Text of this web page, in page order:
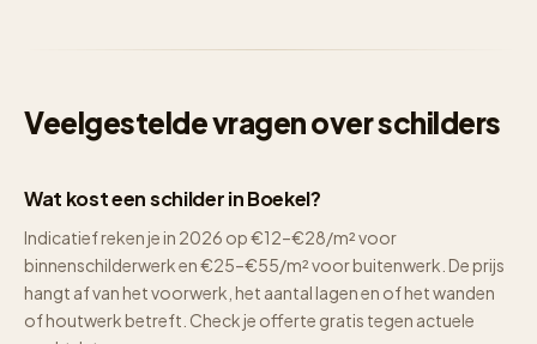
Veelgestelde vragen over schilders
Wat kost een schilder in Boekel?
Indicatief reken je in 2026 op €12–€28/m² voor
binnenschilderwerk en €25–€55/m² voor buitenwerk. De prijs
hangt af van het voorwerk, het aantal lagen en of het wanden
of houtwerk betreft. Check je offerte gratis tegen actuele